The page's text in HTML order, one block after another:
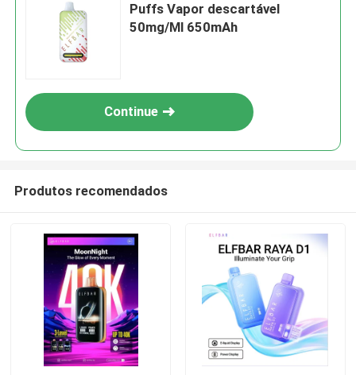
Puffs Vapor descartável
50mg/Ml 650mAh
Continue
Produtos recomendados